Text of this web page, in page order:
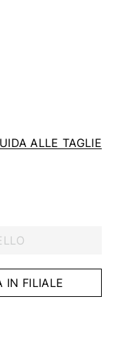
ALLE TAGLIE
IN FILIALE